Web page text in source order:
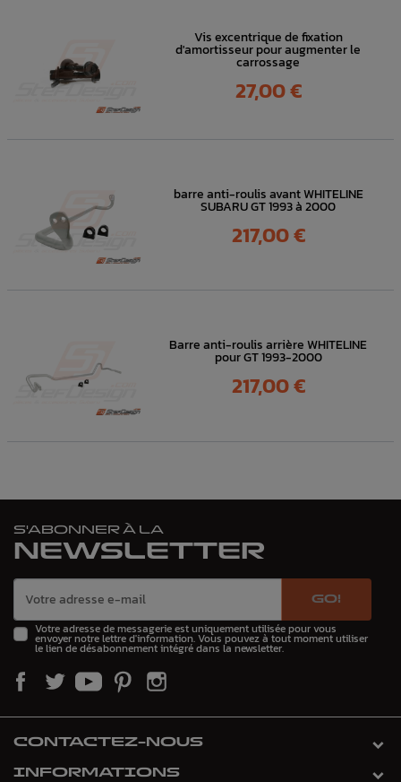
Vis excentrique de fixation
d'amortisseur pour augmenter le
carrossage
Prix
27,00 €
barre anti-roulis avant WHITELINE
SUBARU GT 1993 à 2000
Prix
217,00 €
Barre anti-roulis arrière WHITELINE
pour GT 1993-2000
Prix
217,00 €
S'ABONNER À LA
NEWSLETTER
GO!
Votre adresse de messagerie est uniquement utilisée pour vous
envoyer notre lettre d'information. Vous pouvez à tout moment utiliser
le lien de désabonnement intégré dans la newsletter.
CONTACTEZ-NOUS
INFORMATIONS